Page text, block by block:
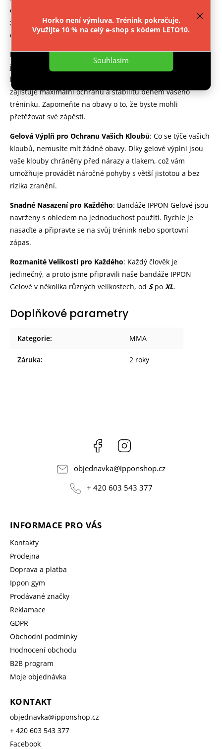
Nastavení
Souhlasím
Horko není výmluva. Trénink pokračuje.
Využijte 10 % na celý e-shop s kódem LETO10.
optimální rovnováhu mezi pohodlím a ochranou. Elastan
zajišťuje skvělou pružnost a pohodlí, zatímco gelová výplň
chrání vaše klouby před nárazy a zraněními.
Prodloužená Bandáž pro Zpevnění Zápěstí: Chcete-li si být
jisti, že vaše zápěstí je pevné a dobře podporované,
bandáže IPPON Gelové mají
zajišťuje maximální ochranu a stabilitu během vašeho
tréninku. Zapomeňte na obavy o to, že byste mohli
přetěžovat své zápěstí.
Gelová Výplň pro Ochranu Vašich Kloubů: Co se týče vašich
kloubů, nemusíte mít žádné obavy. Díky gelové výplni jsou
vaše klouby chráněny před nárazy a tlakem, což vám
umožňuje provádět náročné pohyby s větší jistotou a bez
rizika zranění.
Snadné Nasazení pro Každého: Bandáže IPPON Gelové jsou
navrženy s ohledem na jednoduchost použití. Rychle je
nasaďte a připravte se na svůj trénink nebo sportovní
zápas.
Rozmanité Velikosti pro Každého: Každý člověk je
jedinečný, a proto jsme připravili naše bandáže IPPON
Gelové v několika různých velikostech, od Spo XL.
Doplňkové parametry
Kategorie: MMA
Záruka: 2 roky
Facebook
objednavka@ipponshop.cz
+ 420 603 543 377
INFORMACE PRO VÁS
Kontakty
Prodejna
Doprava a platba
Ippon gym
Prodávané značky
Reklamace
GDPR
Obchodní podmínky
Hodnocení obchodu
B2B program
Moje objednávka
KONTAKT
objednavka@ipponshop.cz
+ 420 603 543 377
Facebook